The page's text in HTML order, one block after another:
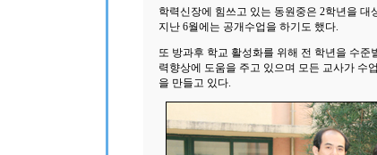
학력신장에 힘쓰고 있는 동원중은 2학년을
지난 6월에는 공개수업을 하기도 했다.
또 방과후 학교 활성화를 위해 전 학년을 수준
력향상에 도움을 주고 있으며 모든 교사가 수
을 만들고 있다.